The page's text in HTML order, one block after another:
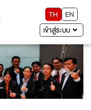
TH
EN
เข้าสู่ระบบ
Next